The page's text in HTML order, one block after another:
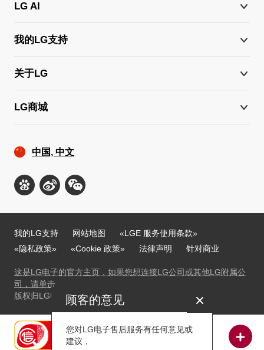
顾客的意见
您对LG电子售后服务有任何意见或
建议，
关闭
LG AI
我的LG支持
关于LG
LG商城
中国, 中文
我的LG支持 网站地图
«LGE 服务使用条款»
«隐私政策»
«Cookie 政策» 法律声明 针对商业
这是LG电子的官方主页，如果您想连接LG公司或其他LG附属公
司，请单击
版权归LG电子©2009-2025所有，并保留所有权利。